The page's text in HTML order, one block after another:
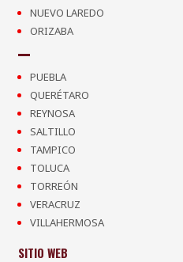
NUEVO LAREDO
ORIZABA
PUEBLA
QUERÉTARO
REYNOSA
SALTILLO
TAMPICO
TOLUCA
TORREÓN
VERACRUZ
VILLAHERMOSA
SITIO WEB